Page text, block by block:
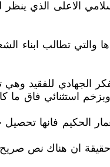
الاعلى الذي ينظر
والتي تطالب ابناء
الجهادي للفقيد
استثنائي فاق ما
الحكيم فانها تحصيل
حقيقة ان هناك نص